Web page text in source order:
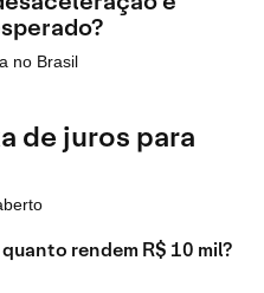
no Brasil
de juros para
rendem R$ 10 mil?